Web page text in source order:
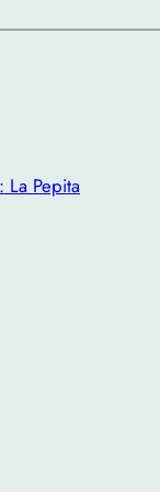
La Pepita